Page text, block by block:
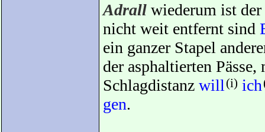
Adrall wiederum ist
nicht weit entfernt sind
ein ganzer Stapel
der asphaltierten
Schlagdistanz will (i) ich
gen.